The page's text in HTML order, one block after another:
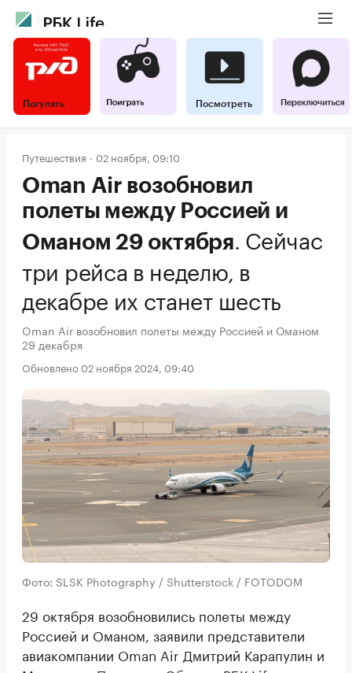
Погулять Посмотреть
Путешествия 02 ноября, 09:10
Oman Air возобновил
полеты между Россией и
Оманом 29 октября. Сейчас
три рейса в неделю, в
декабре их станет шесть
Oman Air возобновил полеты между Россией и Оманом
29 декабря
Обновлено 02 ноября 2024, 09:40
Фото: SLSK Photography / Shutterstock / FOTODOM
29 октября возобновились полеты между
Россией и Оманом, заявили представители
авиакомпании Oman Air Дмитрий Карапулин и